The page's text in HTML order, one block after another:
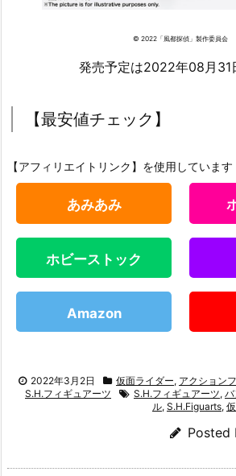
© 2022「風都探偵」製作委員会
発売予定は2022年08月31
【最安値チェック】
【アフィリエイトリンク】を使用しています
あみあみ
ホビーストック
Amazon
2022年3月2日 仮面ライダー, アクション
S.H.フィギュアーツ
S.H.フィギュアーツ, バ
ル, S.H.Figuarts,
Posted